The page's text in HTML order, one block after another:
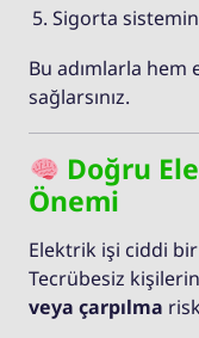
Sigorta
Bu adımlarla
sağlarsınız.
Doğru
Önemi
Elektrik işi ciddi
Tecrübesiz kişilerin
veya çarpılma